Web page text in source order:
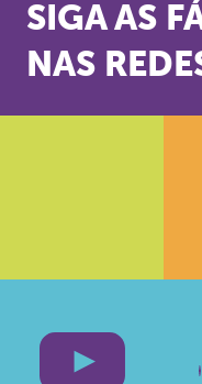
SIGA AS
NAS